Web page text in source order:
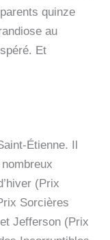
quinze
au
Et
Étienne. Il
(Prix
Sorcières
Jefferson (Prix